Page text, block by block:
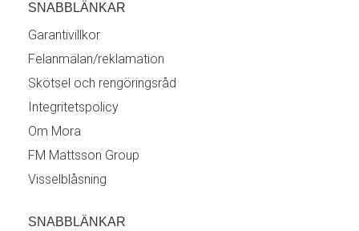
SNABBLÄNKAR
Garantivillkor
Felanmälan/reklamation
Skötsel och rengöringsråd
Integritetspolicy
Om Mora
FM Mattsson Group
Visselblåsning
SNABBLÄNKAR